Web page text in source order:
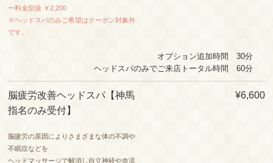
ー料金別途 ￥2,200
※ヘッドスパのみご希望はクーポン対象外
です。
オプション追加時間 30分
ヘッドスパのみでご来店トータル時間 60分
脳疲労改善ヘッドスパ【神馬
指名のみ受付】
脳疲労の原因によりさまざまな体の不調や
不眠症などを
ヘッドマッサージで解消し自立神経や血流
¥6,600